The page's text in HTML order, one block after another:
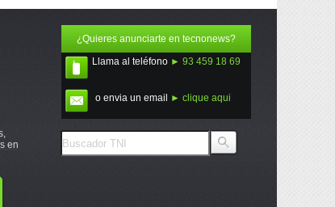
en
¿Quieres anunciarte en tecnonews?
Llama al teléfono ► 93 459 18 69
o envia un email ► clique aqui